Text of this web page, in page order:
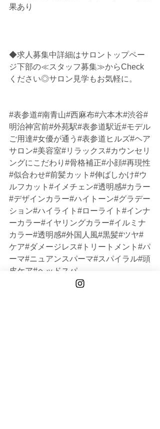
果あり
◆求人募集中詳細はサロントップペー
ジ下部の≪スタッフ募集≫からCheck
ください◎サロン見学もお気軽に。
#表参道#南青山#西麻布#六本木#渋谷#
明治神宮前#外苑駅#表参道駅近#モデル
ご用達#女優が通う#表参道ヒルズ#ヘア
サロン#美容室#リラックス#カウンセリ
ングにこだわり#骨格補正#小顔#再現性
#似合わせ#前髪カット#伸ばしかけ#ウ
ルフカット#イメチェン#透明感#カラー
#デザインカラー#ハイトーン#グラデー
ション#ハイライト#ローライト#インナ
ーカラー#イヤリングカラー#イルミナ
カラー#透明感#外国人風#黒髪#ツヤ#
ケア#ダメージレス#トリートメント#パ
ーマ#ニュアンスパーマ#スパイラル#頭
皮ケア#ヘッドスパ